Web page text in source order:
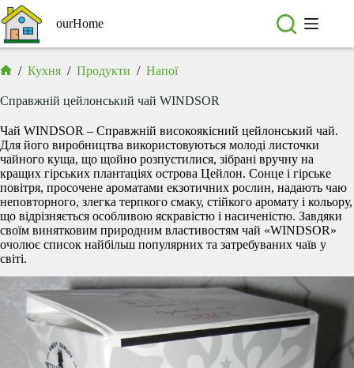
Перейти
до
вмісту
ourHome
/ Кухня / Продукти / Напої
Справжній цейлонський чай WINDSOR
Чай WINDSOR – Справжній високоякісний цейлонський чай.
Для його виробництва використовуються молоді листочки
чайного куща, що щойно розпустилися, зібрані вручну на
кращих гірських плантаціях острова Цейлон. Сонце і гірське
повітря, просочене ароматами екзотичних рослин, надають чаю
неповторного, злегка терпкого смаку, стійкого аромату і кольору,
що відрізняється особливою яскравістю і насиченістю. Завдяки
своїм винятковим природним властивостям чай «WINDSOR»
очолює список найбільш популярних та затребуваних чаїв у
світі.